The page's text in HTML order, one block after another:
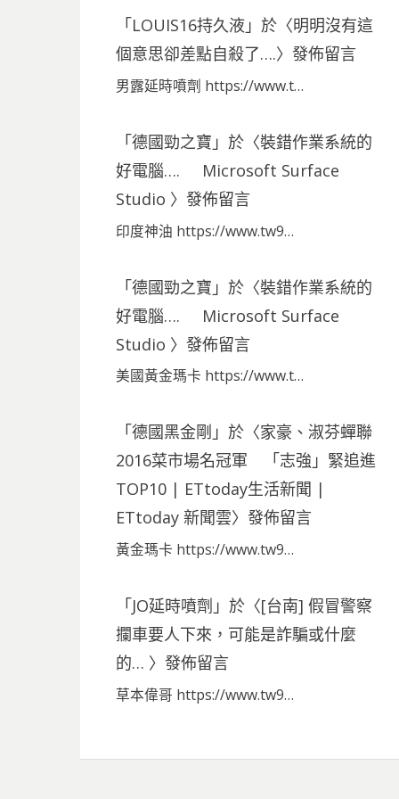
「LOUIS16持久液」於〈明明沒有這
個意思卻差點自殺了….〉發佈留言
男露延時噴劑 https://www.t…
「德國勁之寶 」於〈裝錯作業系統的
好電腦…. Microsoft Surface
Studio 〉發佈留言
印度神油 https://www.tw9…
「德國勁之寶 」於〈裝錯作業系統的
好電腦…. Microsoft Surface
Studio 〉發佈留言
美國黃金瑪卡 https://www.t…
「德國黑金剛 」於〈家豪、淑芬蟬聯
2016菜市場名冠軍 「志強」緊追進
TOP10 | ETtoday生活新聞 |
ETtoday 新聞雲〉發佈留言
黃金瑪卡 https://www.tw9…
「JO延時噴劑 」於〈[台南] 假冒警察
攔車要人下來，可能是詐騙或什麼
的… 〉發佈留言
草本偉哥 https://www.tw9…